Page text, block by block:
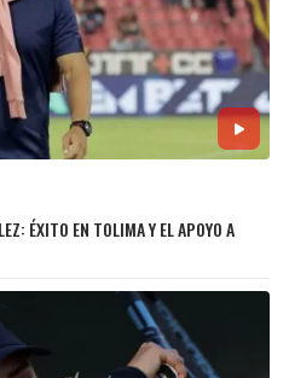
ÉXITO EN TOLIMA Y EL APOYO A